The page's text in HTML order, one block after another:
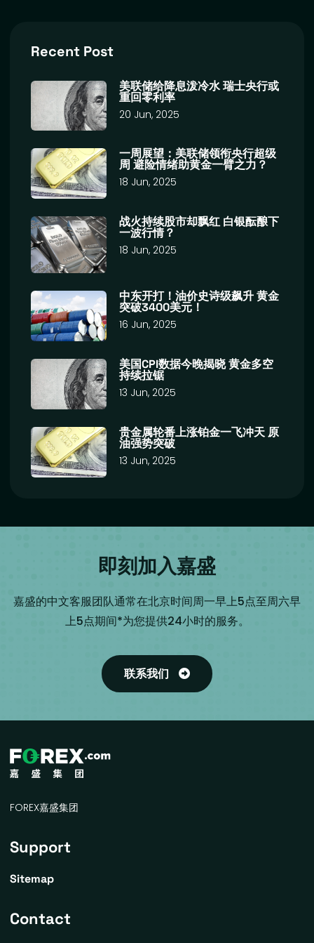
Recent Post
美联储给降息泼冷水 瑞士央行或
重回零利率
20 Jun, 2025
一周展望：美联储领衔央行超级
周 避险情绪助黄金一臂之力？
18 Jun, 2025
战火持续股市却飘红 白银酝酿下
一波行情？
18 Jun, 2025
中东开打！油价史诗级飙升 黄金
突破3400美元！
16 Jun, 2025
美国CPI数据今晚揭晓 黄金多空
持续拉锯
13 Jun, 2025
贵金属轮番上涨铂金一飞冲天 原
油强势突破
13 Jun, 2025
即刻加入嘉盛
嘉盛的中文客服团队通常在北京时间周一早上5点至周六早
上5点期间*为您提供24小时的服务。
联系我们
FOREX嘉盛集团
Support
Sitemap
Contact